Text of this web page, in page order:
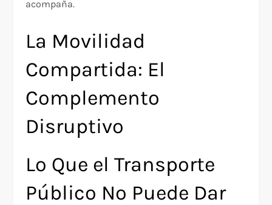
acompaña.
La Movilidad
Compartida: El
Complemento
Disruptivo
Lo Que el Transporte
Público No Puede Dar